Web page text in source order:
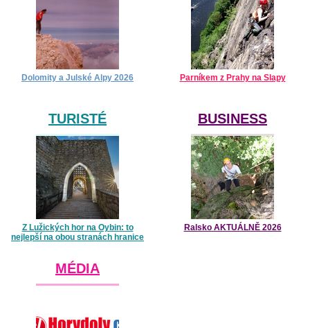
Dolomity a Julské Alpy 2026 Parníkem z Prahy na Slapy
TURISTÉ
Z Lužických hor na Oybin: to
nejlepší na obou stranách hranice
BUSINESS
Ralsko AKTUÁLNĚ 2026
MÉDIA